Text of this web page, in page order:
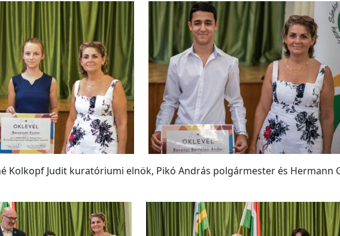
Kolkopf Judit kuratóriumi elnök, Pikó András polgármester és Hermann